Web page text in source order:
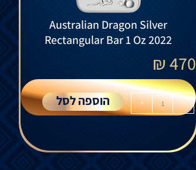
Australian Dragon Silver
Rectangular Bar 1 Oz 2022
470
₪
-
+ הוספה לסל